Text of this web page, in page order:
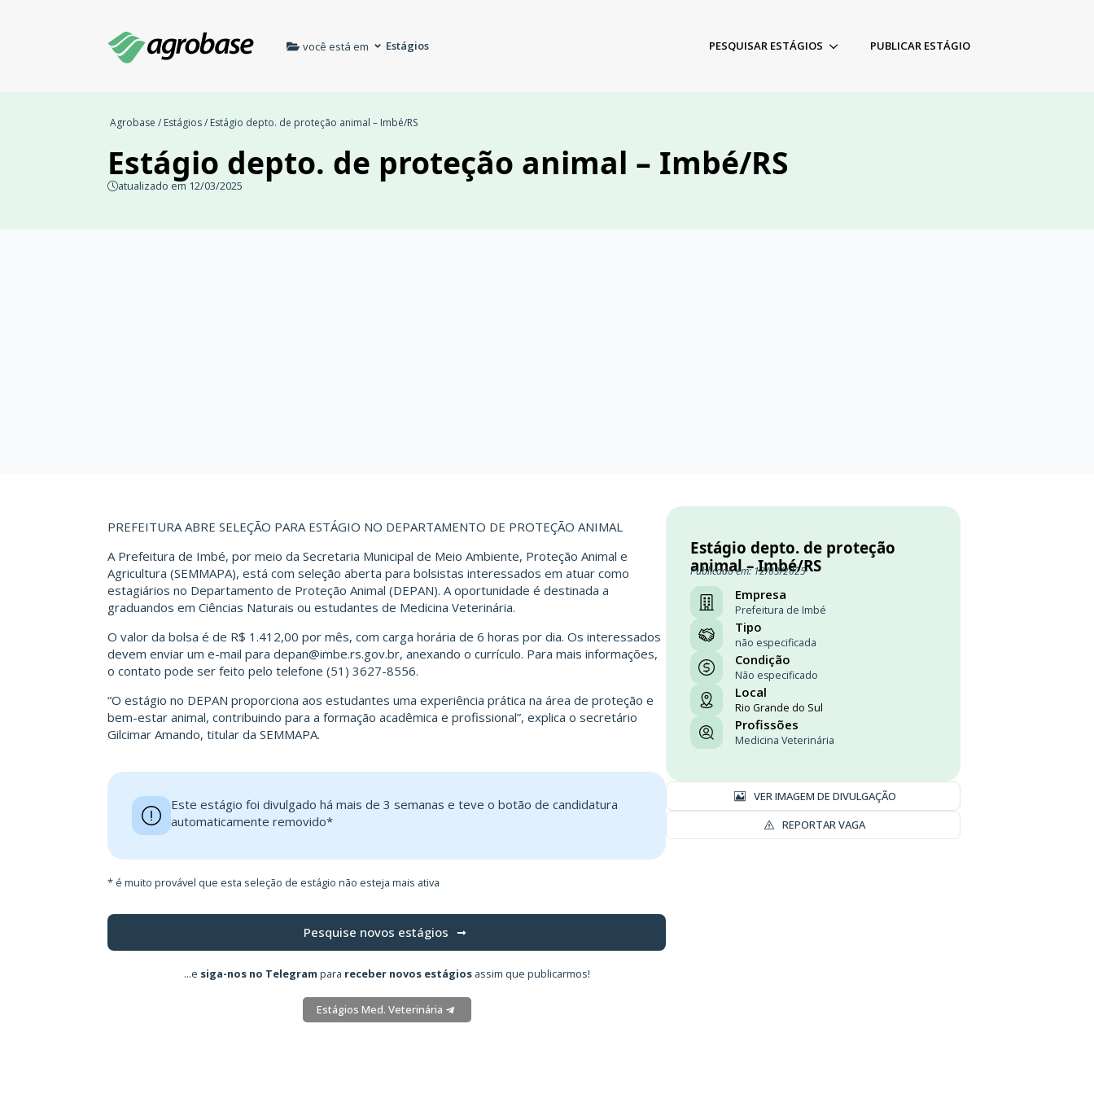
você está em Estágios PESQUISAR ESTÁGIOS PUBLICAR ESTÁGIO
Agrobase / Estágios/ Estágio depto. de proteção animal – Imbé/RS
Estágio depto. de proteção animal – Imbé/RS
atualizado em 12/03/2025
PREFEITURA ABRE SELEÇÃO PARA ESTÁGIO NO DEPARTAMENTO DE PROTEÇÃO ANIMAL
A Prefeitura de Imbé, por meio da Secretaria Municipal de Meio Ambiente, Proteção Animal e
Agricultura (SEMMAPA), está com seleção aberta para bolsistas interessados em atuar como
estagiários no Departamento de Proteção Animal (DEPAN). A oportunidade é destinada a
graduandos em Ciências Naturais ou estudantes de Medicina Veterinária.
O valor da bolsa é de R$ 1.412,00 por mês, com carga horária de 6 horas por dia. Os interessados
devem enviar um e-mail para depan@imbe.rs.gov.br, anexando o currículo. Para mais informações,
o contato pode ser feito pelo telefone (51) 3627-8556.
“O estágio no DEPAN proporciona aos estudantes uma experiência prática na área de proteção e
bem-estar animal, contribuindo para a formação acadêmica e profissional”, explica o secretário
Gilcimar Amando, titular da SEMMAPA.
Este estágio foi divulgado há mais de 3 semanas e teve o botão de candidatura
automaticamente removido*
* é muito provável que esta seleção de estágio não esteja mais ativa
Pesquise novos estágios
...e siga-nos no Telegram para receber novos estágiosassim que publicarmos!
Estágios Med. Veterinária
Estágio depto. de proteção
animal – Imbé/RS
Publicado em: 12/03/2025
Empresa
Prefeitura de Imbé
Tipo
não especificada
Condição
Não especificado
Local
Rio Grande do Sul
Profissões
Medicina Veterinária
VER IMAGEM DE DIVULGAÇÃO
REPORTAR VAGA